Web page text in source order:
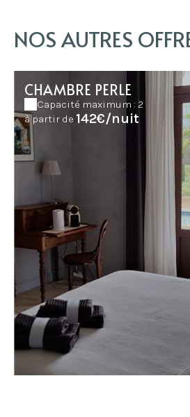
NOS AUTRES
CHAMBRE PERLE
Capacité maximum : 2
à partir de 142€/nuit